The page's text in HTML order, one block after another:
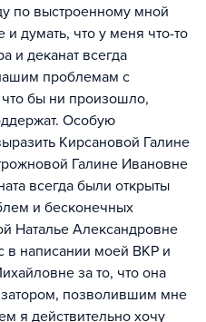
по выстроенному мной
думать, что у меня что-то
и деканат всегда
проблемам с
бы ни произошло,
Особую
Кирсановой Галине
Галине Ивановне
всегда были открыты
и бесконечных
Наталье Александровне
в написании моей ВКР и
за то, что она
позволившим мне
я действительно хочу